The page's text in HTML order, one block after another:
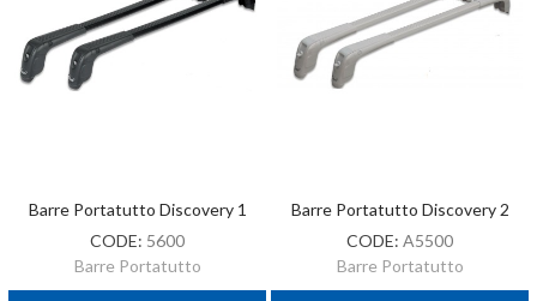
Barre Portatutto Discovery 1
CODE: 5600
Barre Portatutto
Barre Portatutto Discovery 2
CODE: A5500
Barre Portatutto